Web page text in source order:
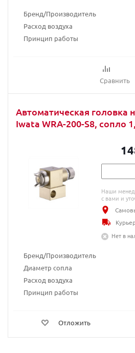
Бренд/Производитель
Расход воздуха
Принцип работы
Сравнить
Автоматическая головка
Iwata WRA-200-S8, сопло
Бренд/Производитель
Диаметр сопла
Расход воздуха
Принцип работы
Отложить
Наши
с вами и
Нет в